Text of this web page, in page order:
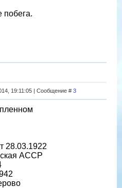
побега.
19:11:05 | Сообщение # 3
28.03.1922
АССР